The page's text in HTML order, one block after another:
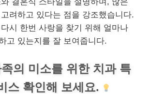
려하고 있다는 점을 강조했습니다.
시 한번 사랑을 찾기 위해 얼마나
고 있는지를 잘 보여줍니다.
의 미소를 위한 치과특
스 확인해 보세요.